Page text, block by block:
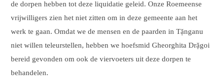
de dorpen hebben tot deze liquidatie geleid. Onze Roemeense
vrijwilligers zien het niet zitten om in deze gemeente aan het
werk te gaan. Omdat we de mensen en de paarden in Tặnganu
niet willen teleurstellen, hebben we hoefsmid Gheorghita Drặgoi
bereid gevonden om ook de viervoeters uit deze dorpen te
behandelen.